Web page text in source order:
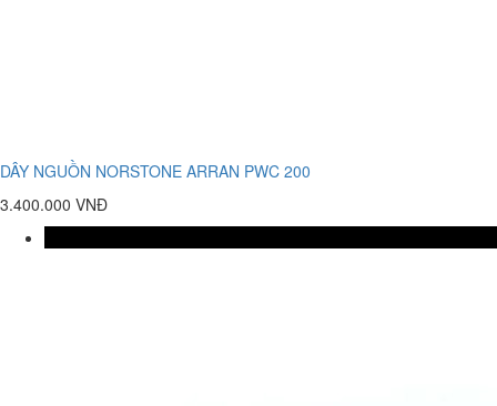
DÂY NGUỒN NORSTONE ARRAN PWC 200
3.400.000 VNĐ